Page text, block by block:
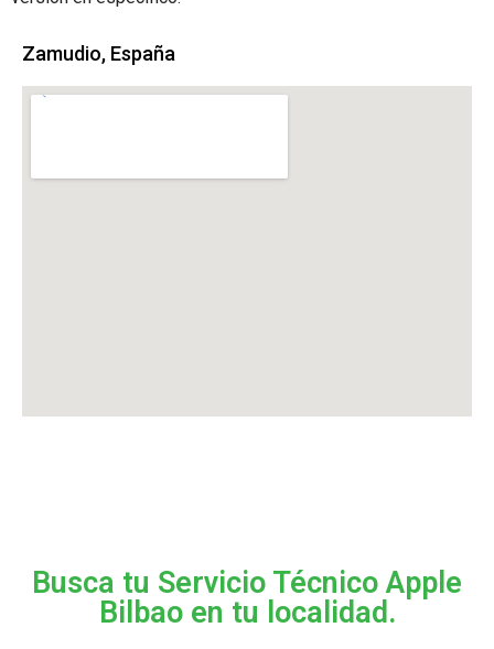
Zamudio, España
Busca tu Servicio Técnico Apple
Bilbao en tu localidad.